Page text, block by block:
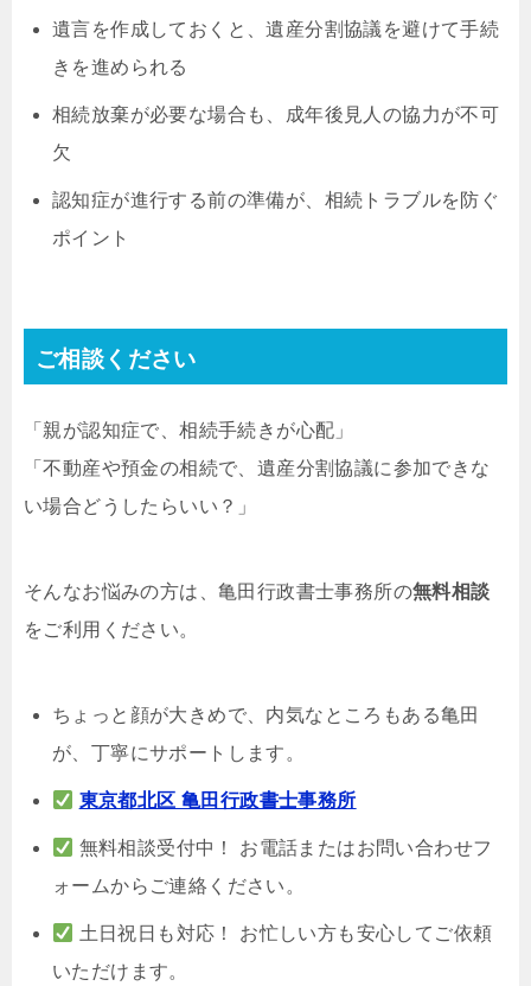
遺言を作成しておくと、遺産分割協議を避けて手続
きを進められる
相続放棄が必要な場合も、成年後見人の協力が不可
欠
認知症が進行する前の準備が、相続トラブルを防ぐ
ポイント
ご相談ください
「親が認知症で、相続手続きが心配」
「不動産や預金の相続で、遺産分割協議に参加できな
い場合どうしたらいい？」
そんなお悩みの方は、亀田行政書士事務所の無料相談
をご利用ください。
ちょっと顔が大きめで、内気なところもある亀田
が、丁寧にサポートします。
東京都北区 亀田行政書士事務所
無料相談受付中！ お電話またはお問い合わせフ
ォームからご連絡ください。
土日祝日も対応！ お忙しい方も安心してご依頼
いただけます。